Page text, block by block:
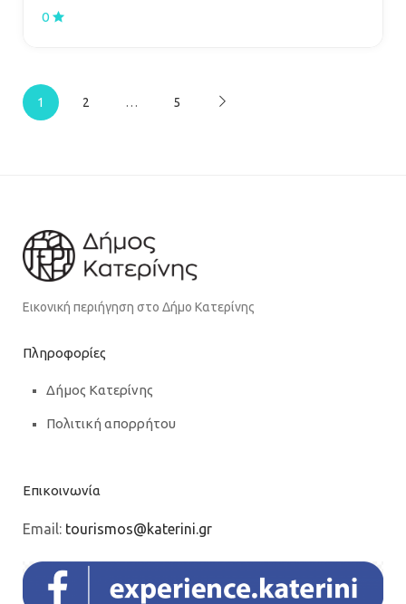
0
1 2 … 5
Εικονική περιήγηση στο Δήμο Κατερίνης
Πληροφορίες
Δήμος Κατερίνης
Πολιτική απορρήτου
Επικοινωνία
Email: tourismos@katerini.gr